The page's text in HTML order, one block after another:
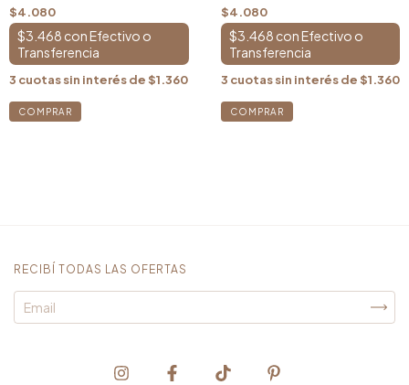
$4.080
$3.468 con
3 cuotas sin interés de$1.360
$4.080
$3.468 con
3 cuotas sin interés de$1.360
RECIBÍ TODAS LAS OFERTAS